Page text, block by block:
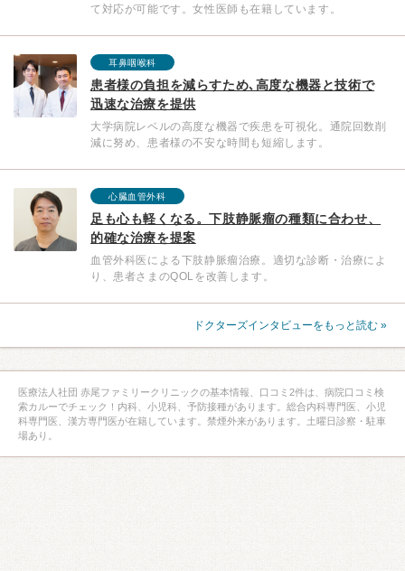
て対応が可能です。女性医師も在籍しています。
耳鼻咽喉科
患者様の負担を減らすため､高度な機器と技術で
迅速な治療を提供
大学病院レベルの高度な機器で疾患を可視化。通院回数削
減に努め、患者様の不安な時間も短縮します。
心臓血管外科
足も心も軽くなる。下肢静脈瘤の種類に合わせ、
的確な治療を提案
血管外科医による下肢静脈瘤治療。適切な診断・治療によ
り、患者さまのQOLを改善します。
ドクターズインタビューをもっと読む »
医療法人社団 赤尾ファミリークリニックの基本情報、口コミ2件は、病院口コミ検
索カルーでチェック！内科、小児科、予防接種があります。総合内科専門医、小児
科専門医、漢方専門医が在籍しています。禁煙外来があります。土曜日診察・駐車
場あり。